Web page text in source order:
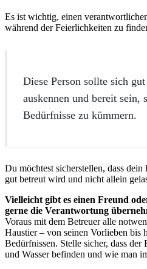
Es ist wichtig, einen
während der Feierlichkeiten zu
Diese Person sollte sich
auskennen und bereit sein,
Bedürfnisse zu kümmern.
Du möchtest sicherstellen, dass
gut betreut wird und nicht allein
Vielleicht gibt es einen Freund
gerne die Verantwortung
Voraus mit dem Betreuer alle
Haustier – von seinen Vorlieben bis
Bedürfnissen. Stelle sicher, dass
und Wasser befinden und wie man